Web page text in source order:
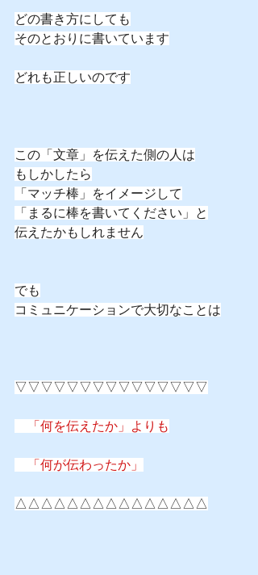
どの書き方にしても
そのとおりに書いています
どれも正しいのです
この「文章」を伝えた側の人は
もしかしたら
「マッチ棒」をイメージして
「まるに棒を書いてください」と
伝えたかもしれません
でも
コミュニケーションで大切なことは
▽▽▽▽▽▽▽▽▽▽▽▽▽▽▽
「何を伝えたか」よりも
「何が伝わったか」
△△△△△△△△△△△△△△△